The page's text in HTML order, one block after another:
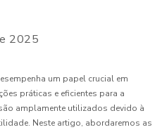
2025
um papel crucial em
práticas e eficientes para a
amplamente utilizados devido à
Neste artigo, abordaremos as